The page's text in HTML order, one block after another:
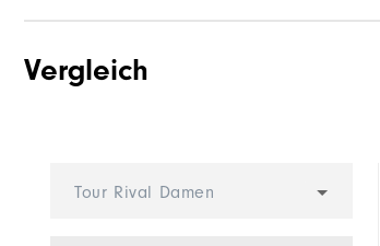
Vergleich
Tour Rival Damen